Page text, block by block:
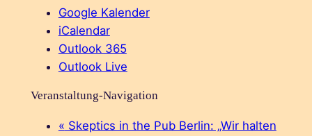
Google Kalender
iCalendar
Outlook 365
Outlook Live
Veranstaltung-Navigation
« Skeptics in the Pub Berlin: „Wir halten